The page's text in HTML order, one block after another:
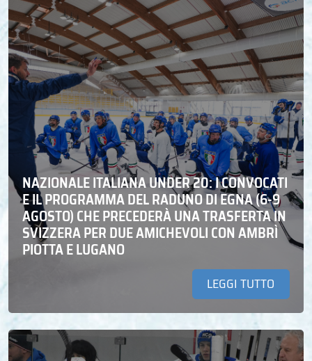
NAZIONALE ITALIANA UNDER 20: I CONVOCATI
E IL PROGRAMMA DEL RADUNO DI EGNA (6-9
AGOSTO) CHE PRECEDERÀ UNA TRASFERTA IN
SVIZZERA PER DUE AMICHEVOLI CON AMBRÌ
PIOTTA E LUGANO
LEGGI TUTTO